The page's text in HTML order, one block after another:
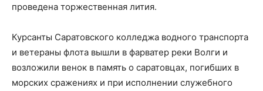
проведена торжественная лития.
Курсанты Саратовского колледжа водного транспорта
и ветераны флота вышли в фарватер реки Волги и
возложили венок в память о саратовцах, погибших в
морских сражениях и при исполнении служебного